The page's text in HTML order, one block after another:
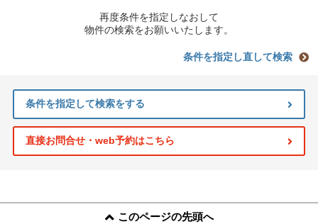
再度条件を指定しなおして
物件の検索をお願いいたします。
条件を指定し直して検索
条件を指定して検索をする
直接お問合せ・web予約はこちら
このページの先頭へ